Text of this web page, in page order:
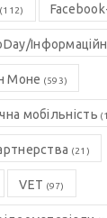
(112)
Моне (593)
мобільність
(21)
VET (97)